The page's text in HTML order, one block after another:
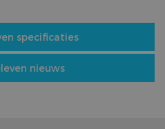
specificaties
nieuws